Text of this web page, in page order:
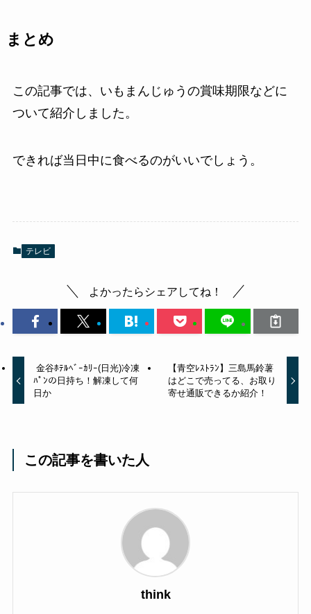
まとめ
この記事では、いもまんじゅうの賞味期限などに
ついて紹介しました。
できれば当日中に食べるのがいいでしょう。
テレビ
よかったらシェアしてね！
金谷ﾎﾃﾙﾍﾞｰｶﾘｰ(日光)冷凍
ﾊﾟﾝの日持ち！解凍して何
日か
【青空ﾚｽﾄﾗﾝ】三島馬鈴薯
はどこで売ってる、お取り
寄せ通販できるか紹介！
この記事を書いた人
think